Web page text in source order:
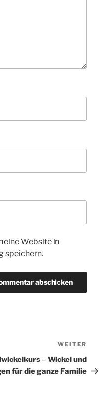
Website in
speichern.
Beitrag
WEITER
– Wickel und
für die ganze Familie